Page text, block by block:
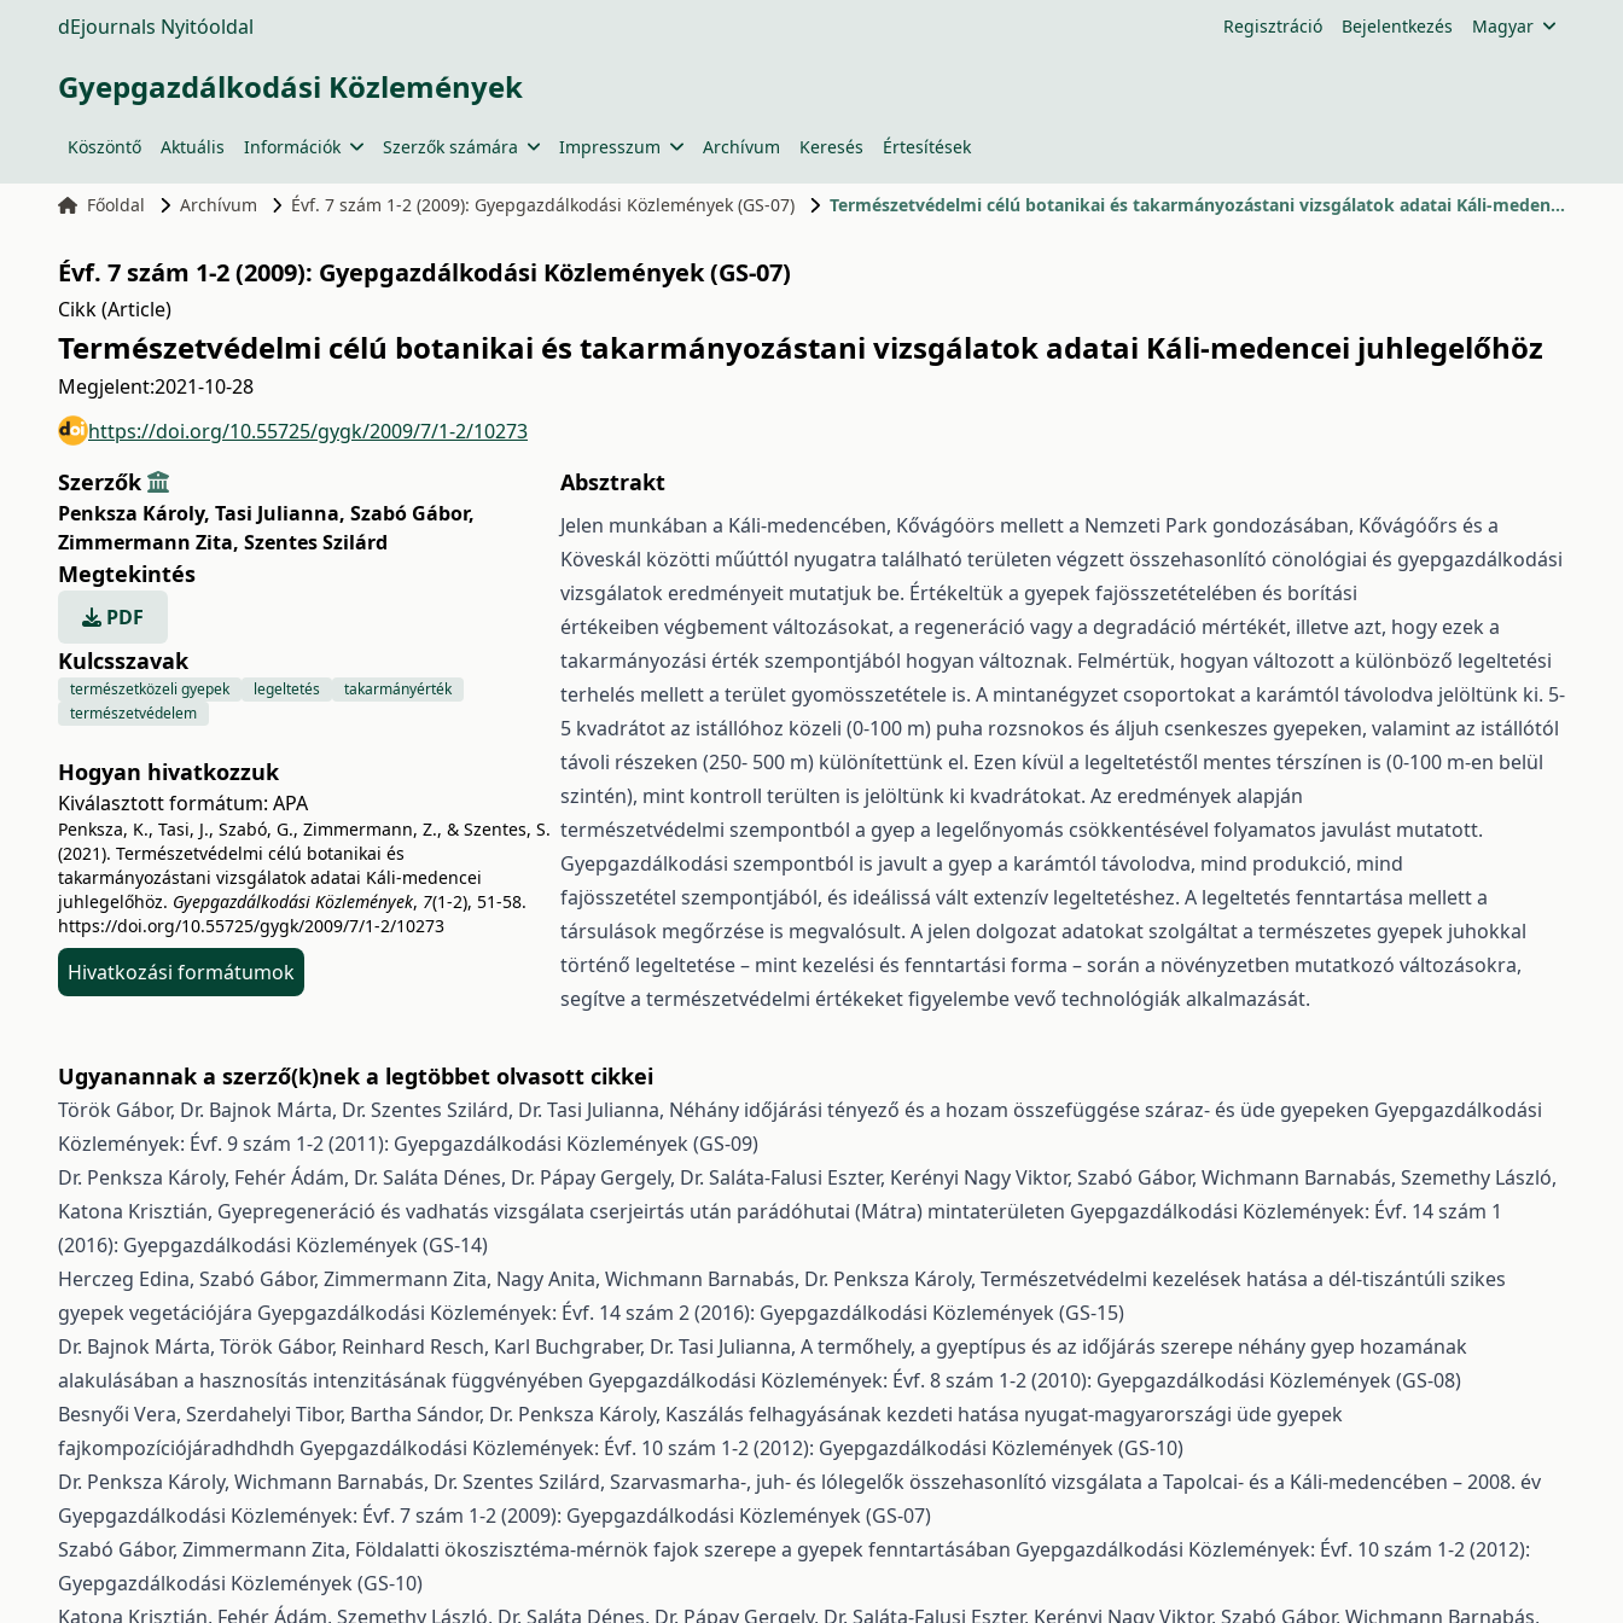
dEjournals Nyitóoldal Regisztráció Bejelentkezés Magyar
Gyepgazdálkodási Közlemények
Köszöntő Aktuális Információk Szerzők számára Impresszum Archívum Keresés Értesítések
Főoldal Archívum Évf. 7 szám 1-2 (2009): Gyepgazdálkodási Közlemények (GS-07) Természetvédelmi célú botanikai és takarmányozástani vizsgálatok adatai Káli-medencei juhlegelőhöz
Évf. 7 szám 1-2 (2009): Gyepgazdálkodási Közlemények (GS-07)
Cikk (Article)
Természetvédelmi célú botanikai és takarmányozástani vizsgálatok adatai Káli-medencei juhlegelőhöz
Megjelent:2021-10-28
https://doi.org/10.55725/gygk/2009/7/1-2/10273
Szerzők
Penksza Károly, Tasi Julianna, Szabó Gábor,
Zimmermann Zita, Szentes Szilárd
Megtekintés
PDF
Kulcsszavak
természetközeli gyepek legeltetés
takarmányérték
természetvédelem
Hogyan hivatkozzuk
Kiválasztott formátum: APA
Penksza, K., Tasi, J., Szabó, G., Zimmermann, Z., & Szentes, S.
(2021). Természetvédelmi célú botanikai és
takarmányozástani vizsgálatok adatai Káli-medencei
juhlegelőhöz. Gyepgazdálkodási Közlemények, 7(1-2), 51-58.
https://doi.org/10.55725/gygk/2009/7/1-2/10273
Hivatkozási formátumok
Absztrakt
Jelen munkában a Káli-medencében, Kővágóörs mellett a Nemzeti Park gondozásában, Kővágóőrs és a
Köveskál közötti műúttól nyugatra található területen végzett összehasonlító cönológiai és gyepgazdálkodási
vizsgálatok eredményeit mutatjuk be. Értékeltük a gyepek fajösszetételében és borítási
értékeiben végbement változásokat, a regeneráció vagy a degradáció mértékét, illetve azt, hogy ezek a
takarmányozási érték szempontjából hogyan változnak. Felmértük, hogyan változott a különböző legeltetési
terhelés mellett a terület gyomösszetétele is. A mintanégyzet csoportokat a karámtól távolodva jelöltünk ki. 5-
5 kvadrátot az istállóhoz közeli (0-100 m) puha rozsnokos és áljuh csenkeszes gyepeken, valamint az istállótól
távoli részeken (250- 500 m) különítettünk el. Ezen kívül a legeltetéstől mentes térszínen is (0-100 m-en belül
szintén), mint kontroll terülten is jelöltünk ki kvadrátokat. Az eredmények alapján
természetvédelmi szempontból a gyep a legelőnyomás csökkentésével folyamatos javulást mutatott.
Gyepgazdálkodási szempontból is javult a gyep a karámtól távolodva, mind produkció, mind
fajösszetétel szempontjából, és ideálissá vált extenzív legeltetéshez. A legeltetés fenntartása mellett a
társulások megőrzése is megvalósult. A jelen dolgozat adatokat szolgáltat a természetes gyepek juhokkal
történő legeltetése – mint kezelési és fenntartási forma – során a növényzetben mutatkozó változásokra,
segítve a természetvédelmi értékeket figyelembe vevő technológiák alkalmazását.
Ugyanannak a szerző(k)nek a legtöbbet olvasott cikkei
Török Gábor, Dr. Bajnok Márta, Dr. Szentes Szilárd, Dr. Tasi Julianna, Néhány időjárási tényező és a hozam összefüggése száraz- és üde gyepeken Gyepgazdálkodási
Közlemények: Évf. 9 szám 1-2 (2011): Gyepgazdálkodási Közlemények (GS-09)
Dr. Penksza Károly, Fehér Ádám, Dr. Saláta Dénes, Dr. Pápay Gergely, Dr. Saláta-Falusi Eszter, Kerényi Nagy Viktor, Szabó Gábor, Wichmann Barnabás, Szemethy László,
Katona Krisztián, Gyepregeneráció és vadhatás vizsgálata cserjeirtás után parádóhutai (Mátra) mintaterületen Gyepgazdálkodási Közlemények: Évf. 14 szám 1
(2016): Gyepgazdálkodási Közlemények (GS-14)
Herczeg Edina, Szabó Gábor, Zimmermann Zita, Nagy Anita, Wichmann Barnabás, Dr. Penksza Károly, Természetvédelmi kezelések hatása a dél-tiszántúli szikes
gyepek vegetációjára Gyepgazdálkodási Közlemények: Évf. 14 szám 2 (2016): Gyepgazdálkodási Közlemények (GS-15)
Dr. Bajnok Márta, Török Gábor, Reinhard Resch, Karl Buchgraber, Dr. Tasi Julianna, A termőhely, a gyeptípus és az időjárás szerepe néhány gyep hozamának
alakulásában a hasznosítás intenzitásának függvényében Gyepgazdálkodási Közlemények: Évf. 8 szám 1-2 (2010): Gyepgazdálkodási Közlemények (GS-08)
Besnyői Vera, Szerdahelyi Tibor, Bartha Sándor, Dr. Penksza Károly, Kaszálás felhagyásának kezdeti hatása nyugat-magyarországi üde gyepek
fajkompozíciójáradhdhdh Gyepgazdálkodási Közlemények: Évf. 10 szám 1-2 (2012): Gyepgazdálkodási Közlemények (GS-10)
Dr. Penksza Károly, Wichmann Barnabás, Dr. Szentes Szilárd, Szarvasmarha-, juh- és lólegelők összehasonlító vizsgálata a Tapolcai- és a Káli-medencében – 2008. év
Gyepgazdálkodási Közlemények: Évf. 7 szám 1-2 (2009): Gyepgazdálkodási Közlemények (GS-07)
Szabó Gábor, Zimmermann Zita, Földalatti ökoszisztéma-mérnök fajok szerepe a gyepek fenntartásában Gyepgazdálkodási Közlemények: Évf. 10 szám 1-2 (2012):
Gyepgazdálkodási Közlemények (GS-10)
Katona Krisztián, Fehér Ádám, Szemethy László, Dr. Saláta Dénes, Dr. Pápay Gergely, Dr. Saláta-Falusi Eszter, Kerényi Nagy Viktor, Szabó Gábor, Wichmann Barnabás,